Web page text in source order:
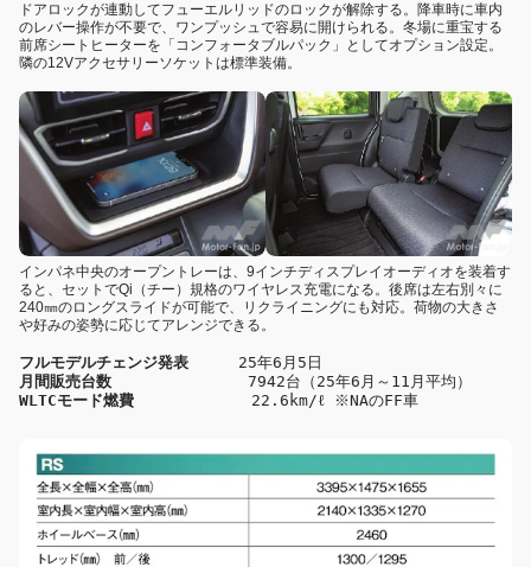
ドアロックが連動してフューエルリッドのロックが解除する。降車時に車内
のレバー操作が不要で、ワンプッシュで容易に開けられる。冬場に重宝する
前席シートヒーターを「コンフォータブルパック」としてオプション設定。
隣の12Vアクセサリーソケットは標準装備。
インパネ中央のオープントレーは、9インチディスプレイオーディオを装着す
ると、セットでQi（チー）規格のワイヤレス充電になる。後席は左右別々に
240㎜のロングスライドが可能で、リクライニングにも対応。荷物の大きさ
や好みの姿勢に応じてアレンジできる。
フルモデルチェンジ発表
  　　25年6月5日
月間販売台数
7942台（25年6月～11月平均）
WLTCモード燃費 22.6km/ℓ ※NAのFF車